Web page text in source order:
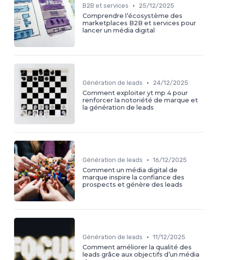
B2B et services •
25/12/2025
Comprendre l’écosystème des
marketplaces B2B et services pour
lancer un média digital
Génération de leads •
24/12/2025
Comment exploiter yt mp 4 pour
renforcer la notoriété de marque et
la génération de leads
Génération de leads • 16/12/2025
Comment un média digital de
marque inspire la confiance des
prospects et génère des leads
Génération de leads • 11/12/2025
Comment améliorer la qualité des
leads grâce aux objectifs d’un média